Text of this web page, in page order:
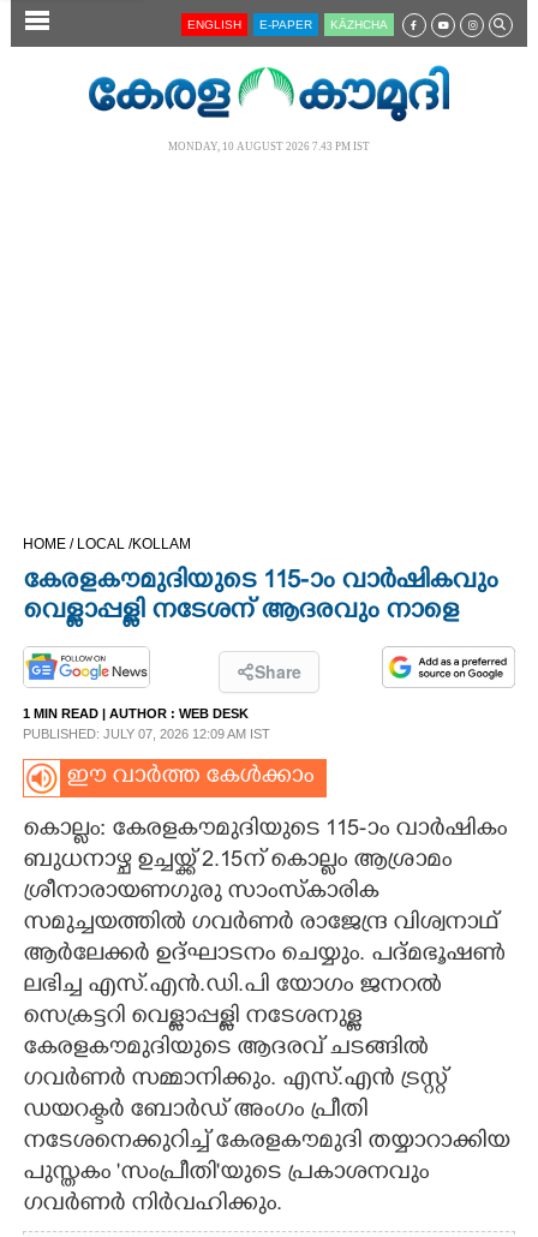
SECTIONS
OPINION
LIFESTYLE
SPIRITUAL
ART
ASTRO
CARTOONS
LITERATURE
ENGLISH E-PAPER KĀZHCHA
MONDAY, 10 AUGUST 2026 7.43 PM IST
HOME / LOCAL /KOLLAM
കേരളകൗമുദിയുടെ 115-ാം വാർഷികവും
വെള്ളാപ്പള്ളി നടേശന് ആദരവും നാളെ
Share
1 MIN READ | AUTHOR : WEB DESK
PUBLISHED: JULY 07, 2026 12:09 AM IST
ഈ വാർത്ത കേൾക്കാം
കൊല്ലം: കേരളകൗമുദിയുടെ 115-ാം വാർഷികം
ബുധനാഴ്ച ഉച്ചയ്ക്ക് 2.15ന് കൊല്ലം ആശ്രാമം
ശ്രീനാരായണഗുരു സാംസ്കാരിക
സമുച്ചയത്തിൽ ഗവർണർ രാജേന്ദ്ര വിശ്വനാഥ്
ആർലേക്കർ ഉദ്ഘാടനം ചെയ്യും. പദ്മഭൂഷൺ
ലഭിച്ച എസ്.എൻ.ഡി.പി യോഗം ജനറൽ
സെക്രട്ടറി വെള്ളാപ്പള്ളി നടേശനുള്ള
കേരളകൗമുദിയുടെ ആദരവ് ചടങ്ങിൽ
ഗവർണർ സമ്മാനിക്കും. എസ്.എൻ ട്രസ്റ്റ്
ഡയറക്ടർ ബോർഡ് അംഗം പ്രീതി
നടേശനെക്കുറിച്ച് കേരളകൗമുദി തയ്യാറാക്കിയ
പുസ്തകം 'സംപ്രീതി'യുടെ പ്രകാശനവും
ഗവർണർ നിർവഹിക്കും.